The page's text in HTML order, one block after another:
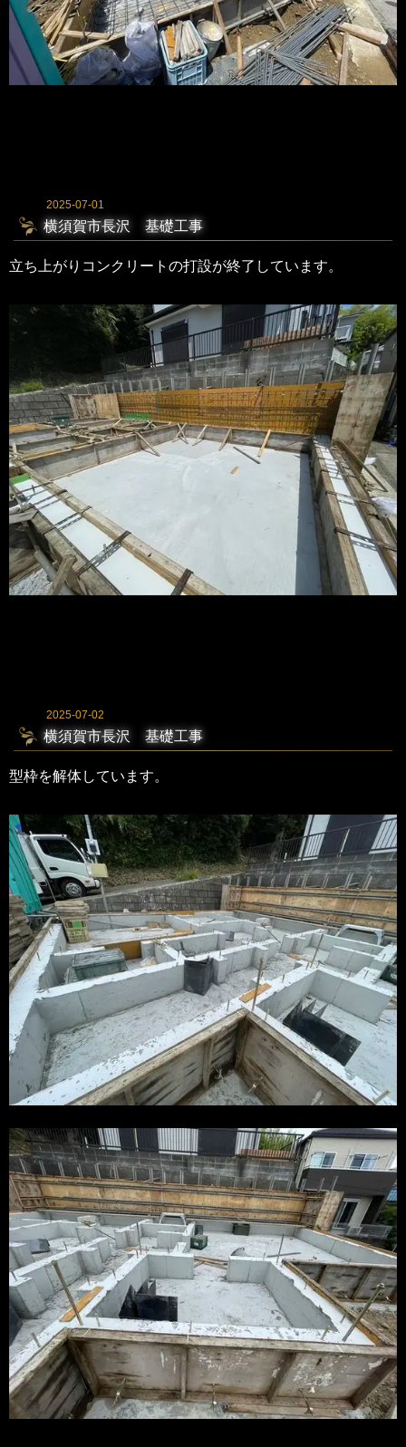
2025-07-01
横須賀市長沢 基礎工事
立ち上がりコンクリートの打設が終了しています。
2025-07-02
横須賀市長沢 基礎工事
型枠を解体しています。